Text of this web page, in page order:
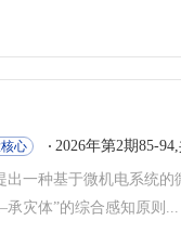
心 2026年第2期85-
一种基于微机电系统
承灾体”的综合感知原则...